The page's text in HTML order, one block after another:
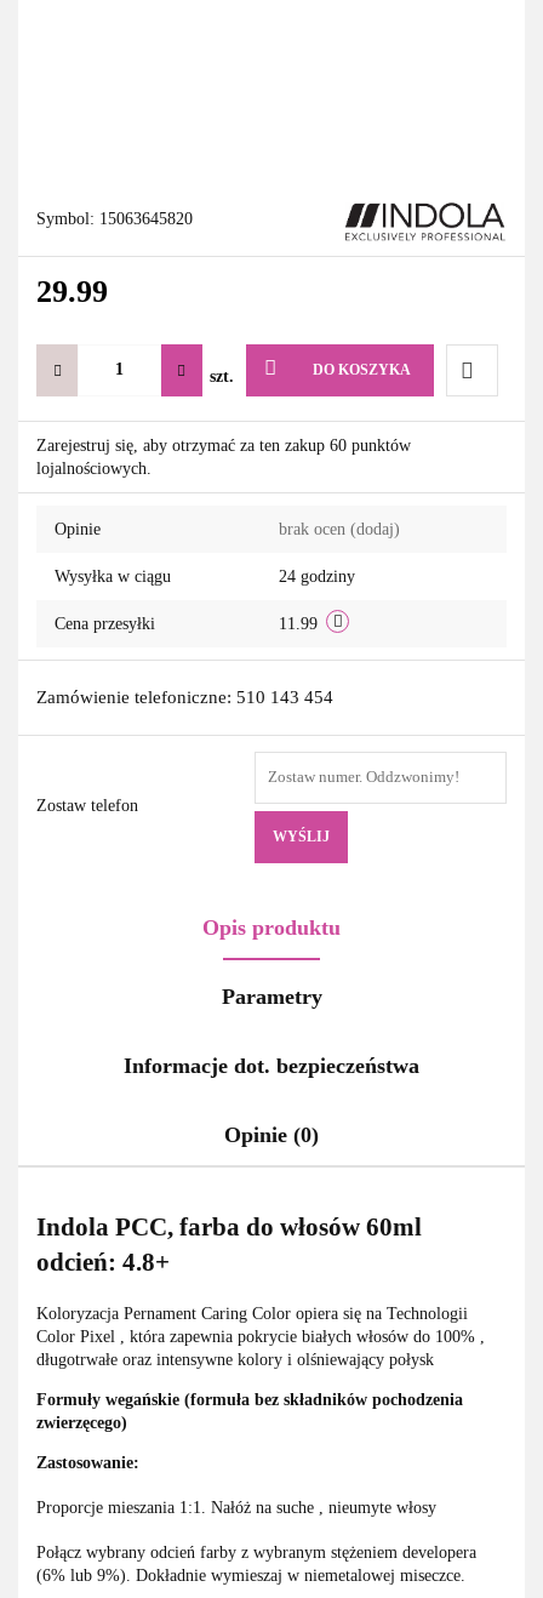
Symbol: 15063645820
29.99
szt. DO KOSZYKA
Do
Zarejestruj się, aby otrzymać za ten zakup 60 punktów
lojalnościowych.
Opinie brak ocen (dodaj)
Wysyłka w ciągu 24 godziny
Cena przesyłki 11.99
Zamówienie telefoniczne: 510 143 454
Zostaw telefon
WYŚLIJ
Opis produktu
Parametry
Informacje dot. bezpieczeństwa
Opinie (0)
Indola PCC, farba do włosów 60ml
odcień: 4.8+
Koloryzacja Pernament Caring Color opiera się na Technologii
Color Pixel , która zapewnia pokrycie białych włosów do 100% ,
długotrwałe oraz intensywne kolory i olśniewający połysk
Formuły wegańskie (formuła bez składników pochodzenia
zwierzęcego)
Zastosowanie:
Proporcje mieszania 1:1. Nałóż na suche , nieumyte włosy
Połącz wybrany odcień farby z wybranym stężeniem developera
(6% lub 9%). Dokładnie wymieszaj w niemetalowej miseczce.